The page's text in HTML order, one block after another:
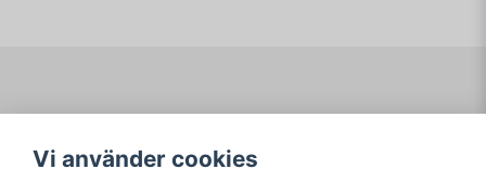
Köpvillkor
Logga in
Vi använder cookies